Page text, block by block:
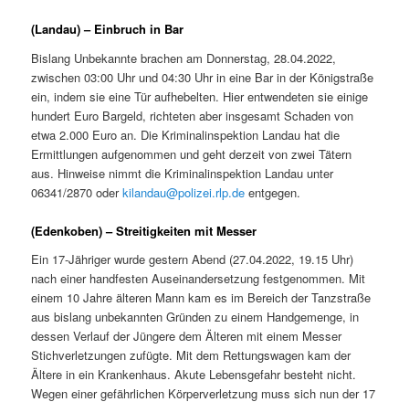
(Landau) – Einbruch in Bar
Bislang Unbekannte brachen am Donnerstag, 28.04.2022,
zwischen 03:00 Uhr und 04:30 Uhr in eine Bar in der Königstraße
ein, indem sie eine Tür aufhebelten. Hier entwendeten sie einige
hundert Euro Bargeld, richteten aber insgesamt Schaden von
etwa 2.000 Euro an. Die Kriminalinspektion Landau hat die
Ermittlungen aufgenommen und geht derzeit von zwei Tätern
aus. Hinweise nimmt die Kriminalinspektion Landau unter
06341/2870 oderkilandau@polizei.rlp.de entgegen.
(Edenkoben) – Streitigkeiten mit Messer
Ein 17-Jähriger wurde gestern Abend (27.04.2022, 19.15 Uhr)
nach einer handfesten Auseinandersetzung festgenommen. Mit
einem 10 Jahre älteren Mann kam es im Bereich der Tanzstraße
aus bislang unbekannten Gründen zu einem Handgemenge, in
dessen Verlauf der Jüngere dem Älteren mit einem Messer
Stichverletzungen zufügte. Mit dem Rettungswagen kam der
Ältere in ein Krankenhaus. Akute Lebensgefahr besteht nicht.
Wegen einer gefährlichen Körperverletzung muss sich nun der 17